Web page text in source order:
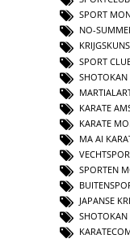
SPORT
NO-
SPORT
SHOTOKAN
KARATE
KARATE
MA AI
SPORTEN
JAPANSE
SHOTOKAN